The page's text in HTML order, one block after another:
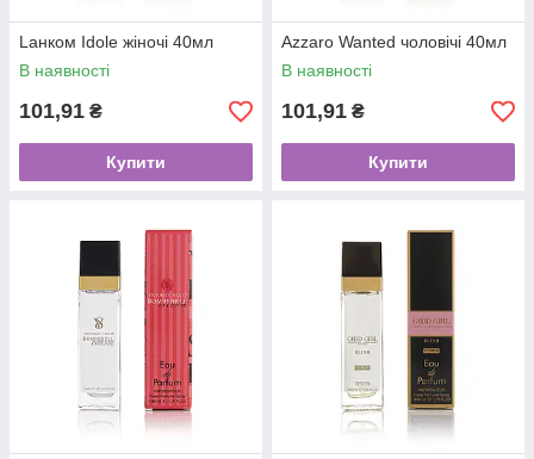
Lанком Idole жіночі 40мл
В наявності
101,91 ₴
Купити
Azzaro Wanted чоловічі 40мл
В наявності
101,91 ₴
Купити